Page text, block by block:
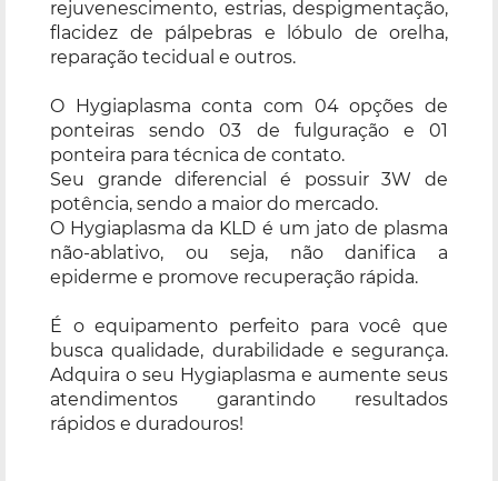
rejuvenescimento, estrias, despigmentação,
flacidez de pálpebras e lóbulo de orelha,
reparação tecidual e outros.
O Hygiaplasma conta com 04 opções de
ponteiras sendo 03 de fulguração e 01
ponteira para técnica de contato.
Seu grande diferencial é possuir 3W de
potência, sendo a maior do mercado.
O Hygiaplasma da KLD é um jato de plasma
não-ablativo, ou seja, não danifica a
epiderme e promove recuperação rápida.
É o equipamento perfeito para você que
busca qualidade, durabilidade e segurança.
Adquira o seu Hygiaplasma e aumente seus
atendimentos garantindo resultados
rápidos e duradouros!